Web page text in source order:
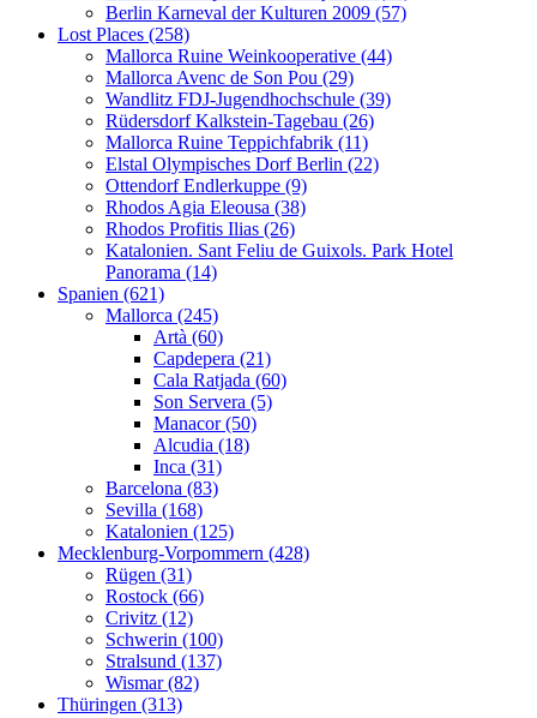
Berlin Karneval der Kulturen 2009 (57)
Lost Places (258)
Mallorca Ruine Weinkooperative (44)
Mallorca Avenc de Son Pou (29)
Wandlitz FDJ-Jugendhochschule (39)
Rüdersdorf Kalkstein-Tagebau (26)
Mallorca Ruine Teppichfabrik (11)
Elstal Olympisches Dorf Berlin (22)
Ottendorf Endlerkuppe (9)
Rhodos Agia Eleousa (38)
Rhodos Profitis Ilias (26)
Katalonien. Sant Feliu de Guixols. Park Hotel
Panorama (14)
Spanien (621)
Mallorca (245)
Artà (60)
Capdepera (21)
Cala Ratjada (60)
Son Servera (5)
Manacor (50)
Alcudia (18)
Inca (31)
Barcelona (83)
Sevilla (168)
Katalonien (125)
Mecklenburg-Vorpommern (428)
Rügen (31)
Rostock (66)
Crivitz (12)
Schwerin (100)
Stralsund (137)
Wismar (82)
Thüringen (313)